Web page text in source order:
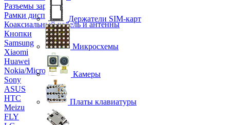
Разъемы зарядки
Рамки дисплея
Коаксиальный кабель и антенны
Кнопки
Samsung
Xiaomi
Huawei
Nokia/Microsoft
Sony
ASUS
HTC
Meizu
FLY
Держатели SIM-карт
Микросхемы
Камеры
Платы клавиатуры